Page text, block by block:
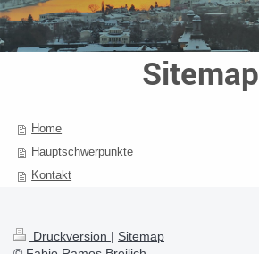
Sitemap
Home
Hauptschwerpunkte
Kontakt
Druckversion | Sitemap